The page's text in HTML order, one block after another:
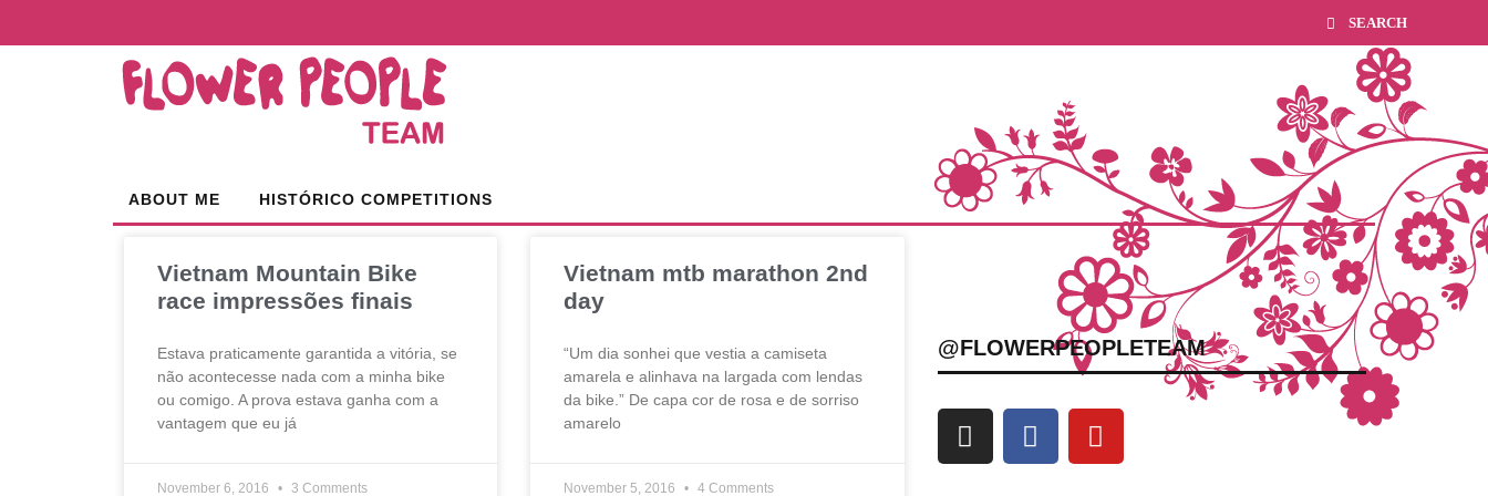
ABOUT ME HISTÓRICO COMPETITIONS
Vietnam Mountain Bike
race impressões finais
Estava praticamente garantida a vitória, se
não acontecesse nada com a minha bike
ou comigo. A prova estava ganha com a
vantagem que eu já
November 6, 2016 3 Comments
Vietnam mtb marathon 2nd
day
“Um dia sonhei que vestia a camiseta
amarela e alinhava na largada com lendas
da bike.” De capa cor de rosa e de sorriso
amarelo
November 5, 2016 4 Comments
@FLOWERPEOPLETEAM